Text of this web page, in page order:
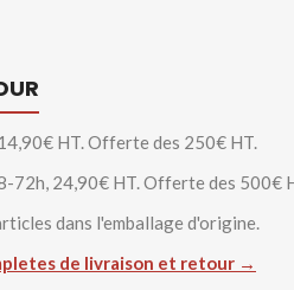
HT. Offerte des 250€ HT.
72h, 24,90€ HT. Offerte des 500€
dans l'emballage d'origine.
de livraison et retour →